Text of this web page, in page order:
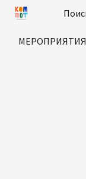
МЕРОПРИЯТИЯ